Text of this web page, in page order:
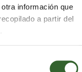
información que
a partir del